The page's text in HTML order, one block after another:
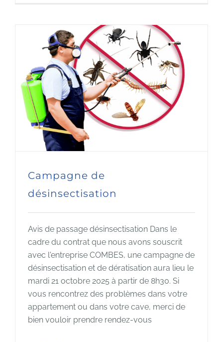
Campagne de
désinsectisation
Avis de passage désinsectisation Dans le
cadre du contrat que nous avons souscrit
avec l'entreprise COMBES, une campagne de
désinsectisation et de dératisation aura lieu le
mardi 21 octobre 2025 à partir de 8h30. Si
vous rencontrez des problèmes dans votre
appartement ou dans votre cave, merci de
bien vouloir prendre rendez-vous